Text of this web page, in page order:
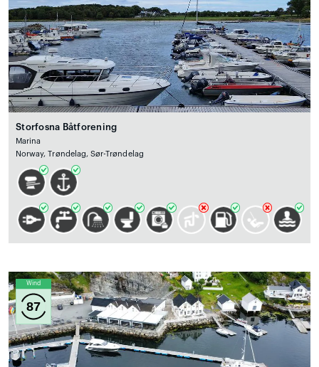
Storfosna Båtforening
Marina
Norway, Trøndelag, Sør-Trøndelag
Wind
87